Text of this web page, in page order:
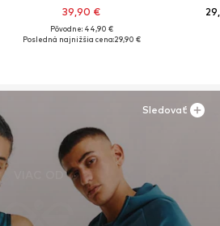
39,90 €
Pôvodne: 44,90 €
Posledná najnižšia cena:29,90 €
VIAC OD
Sledovať